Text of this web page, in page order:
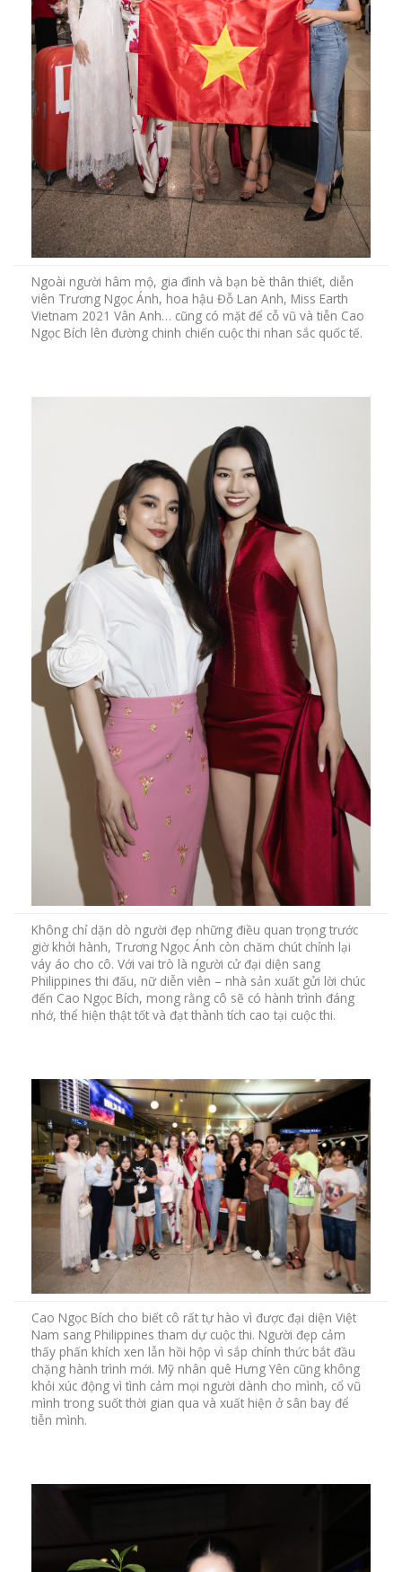
Ngoài người hâm mộ, gia đình và bạn bè thân thiết, diễn
viên Trương Ngọc Ánh, hoa hậu Đỗ Lan Anh, Miss Earth
Vietnam 2021 Vân Anh… cũng có mặt để cỗ vũ và tiễn Cao
Ngọc Bích lên đường chinh chiến cuộc thi nhan sắc quốc tế.
Không chỉ dặn dò người đẹp những điều quan trọng trước
giờ khởi hành, Trương Ngọc Ánh còn chăm chút chỉnh lại
váy áo cho cô. Với vai trò là người cử đại diện sang
Philippines thi đấu, nữ diễn viên – nhà sản xuất gửi lời chúc
đến Cao Ngọc Bích, mong rằng cô sẽ có hành trình đáng
nhớ, thể hiện thật tốt và đạt thành tích cao tại cuộc thi.
Cao Ngọc Bích cho biết cô rất tự hào vì được đại diện Việt
Nam sang Philippines tham dự cuộc thi. Người đẹp cảm
thấy phấn khích xen lẫn hồi hộp vì sắp chính thức bắt đầu
chặng hành trình mới. Mỹ nhân quê Hưng Yên cũng không
khỏi xúc động vì tình cảm mọi người dành cho mình, cổ vũ
mình trong suốt thời gian qua và xuất hiện ở sân bay để
tiễn mình.